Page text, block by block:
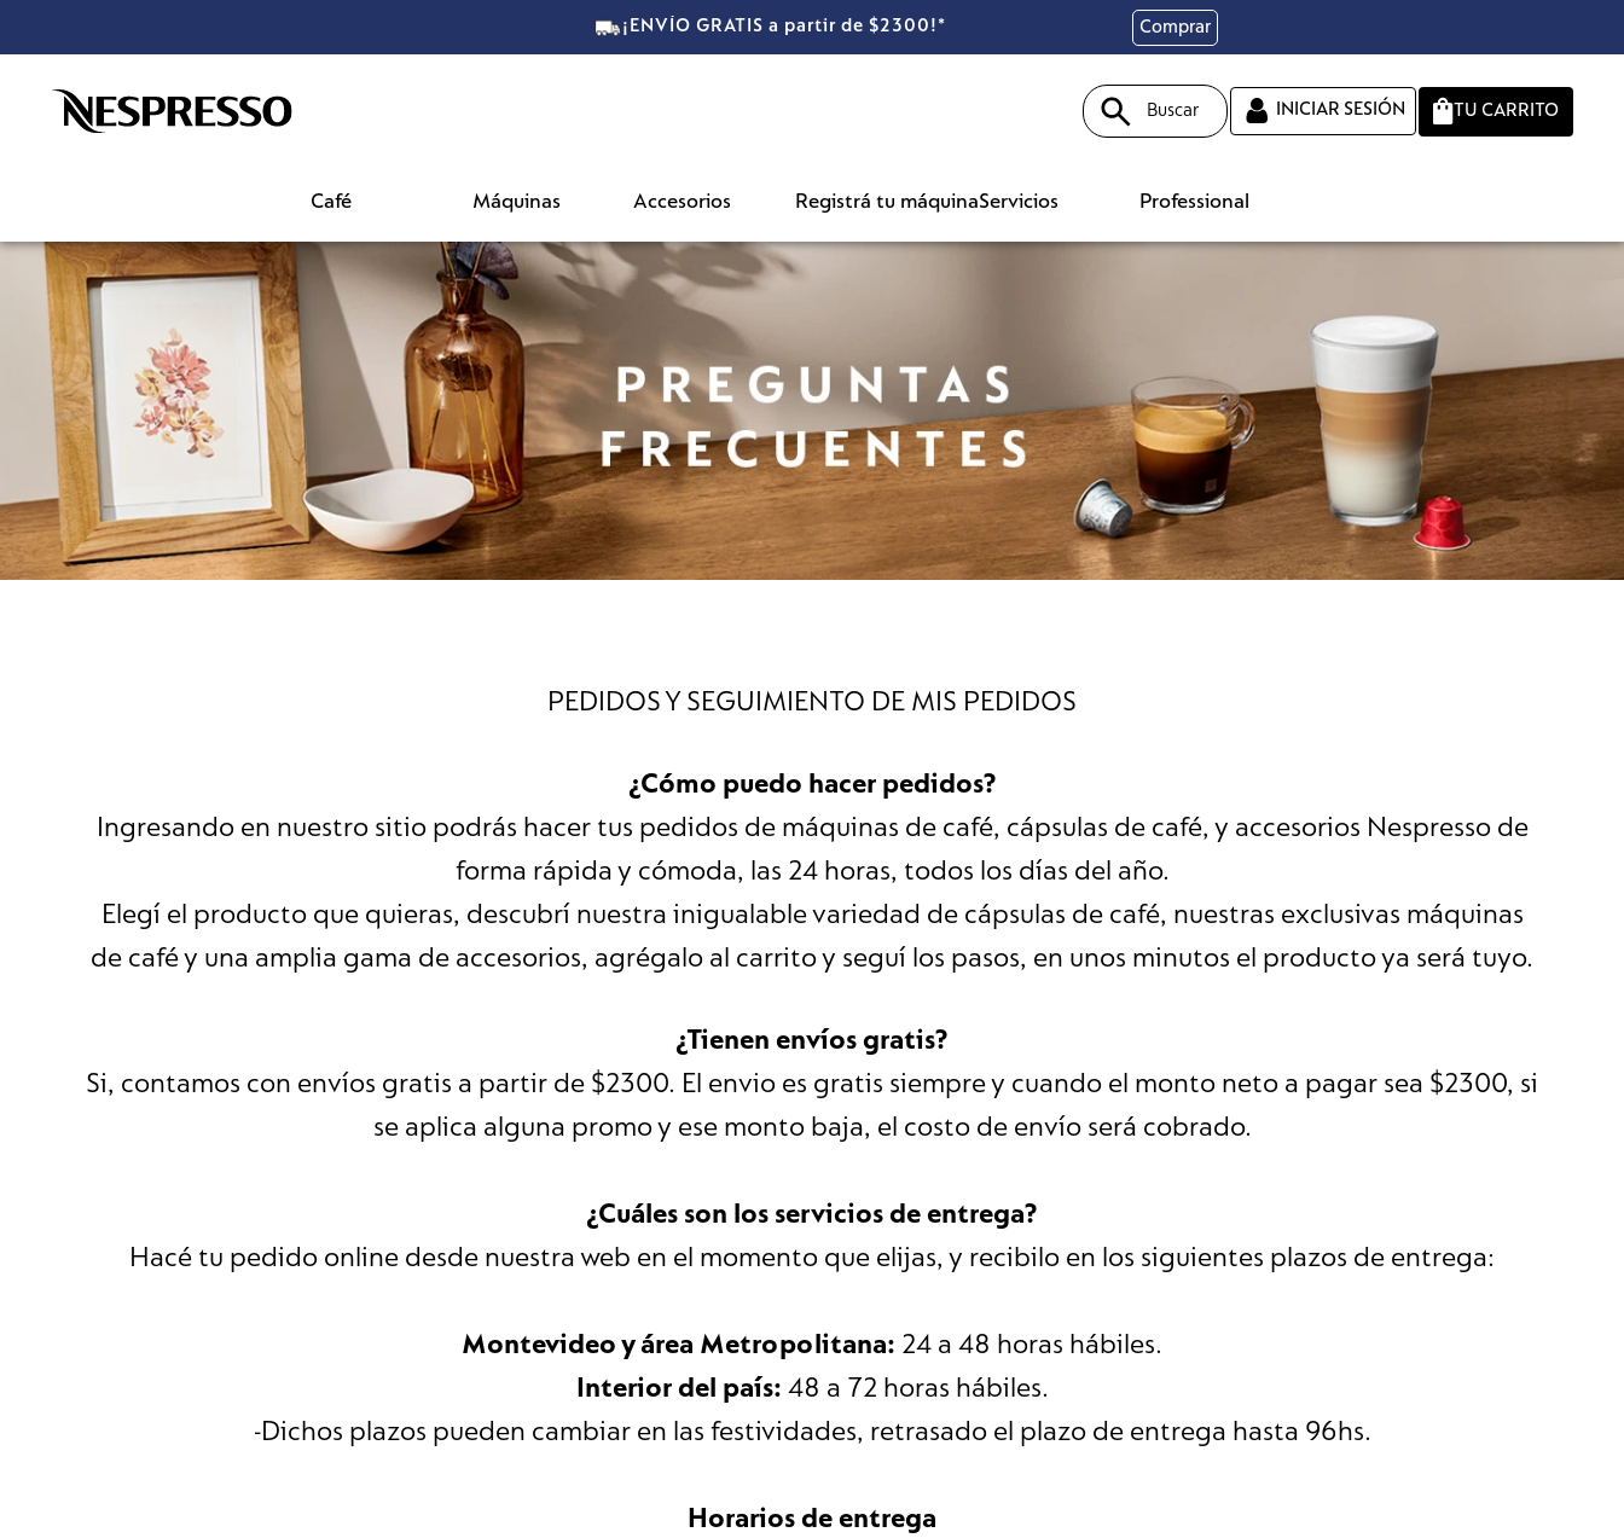
Comprar
Buscar
INICIAR SESIÓN
Café Máquinas Accesorios Registrá tu máquinaServicios Professional
PEDIDOS Y SEGUIMIENTO DE MIS PEDIDOS
¿Cómo puedo hacer pedidos?
Ingresando en nuestro sitio podrás hacer tus pedidos de máquinas de café, cápsulas de café, y accesorios Nespresso de
forma rápida y cómoda, las 24 horas, todos los días del año.
Elegí el producto que quieras, descubrí nuestra inigualable variedad de cápsulas de café, nuestras exclusivas máquinas
de café y una amplia gama de accesorios, agrégalo al carrito y seguí los pasos, en unos minutos el producto ya será tuyo.
¿Tienen envíos gratis?
Si, contamos con envíos gratis a partir de $2300. El envio es gratis siempre y cuando el monto neto a pagar sea $2300, si
se aplica alguna promo y ese monto baja, el costo de envío será cobrado.
¿Cuáles son los servicios de entrega?
Hacé tu pedido online desde nuestra web en el momento que elijas, y recibilo en los siguientes plazos de entrega:
Montevideo y área Metropolitana: 24 a 48 horas hábiles.
Interior del país: 48 a 72 horas hábiles.
-Dichos plazos pueden cambiar en las festividades, retrasado el plazo de entrega hasta 96hs.
Horarios de entrega